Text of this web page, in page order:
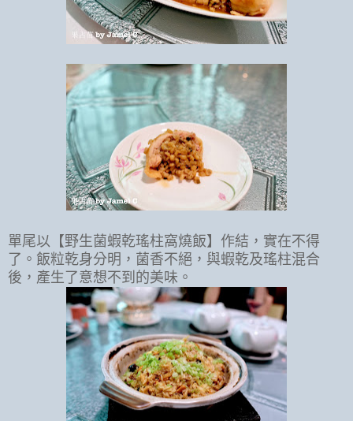
單尾以【野生菌蝦乾瑤柱窩燒飯】作結，實在不得
了。飯粒乾身分明，菌香不絕，與蝦乾及瑤柱混合
後，產生了意想不到的美味。